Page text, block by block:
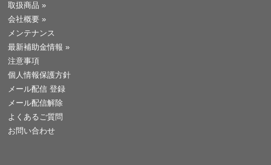
取扱商品 »
会社概要 »
メンテナンス
最新補助金情報 »
注意事項
個人情報保護方針
メール配信 登録
メール配信解除
よくあるご質問
お問い合わせ